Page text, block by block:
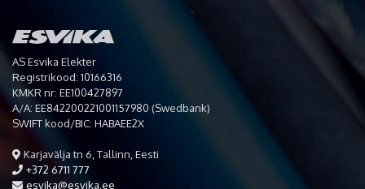
AS Esvika Elekter
Registrikood: 10166316
KMKR nr: EE100427897
A/A: EE842200221001157980 (Swedbank)
SWIFT kood/BIC: HABAEE2X
Karjavälja tn 6, Tallinn, Eesti
+372 6711 777
esvika@esvika.ee